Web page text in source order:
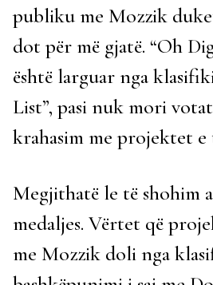
publiku me Mozzik
dot për më gjatë. “Oh
është larguar nga
List”, pasi nuk mori
krahasim me projektet e
Megjithatë le të shohim
medaljes. Vërtet që
me Mozzik doli nga